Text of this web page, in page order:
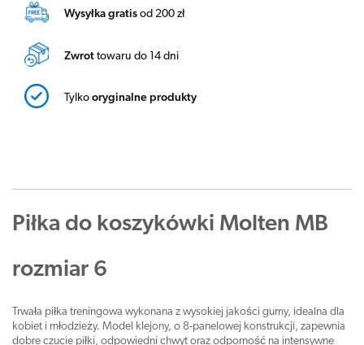
Wysyłka gratis od 200 zł
Zwrot towaru do 14 dni
Tylko oryginalne produkty
Piłka do koszykówki Molten MB
rozmiar 6
Trwała piłka treningowa wykonana z wysokiej jakości gumy, idealna dla
kobiet i młodzieży. Model klejony, o 8-panelowej konstrukcji, zapewnia
dobre czucie piłki, odpowiedni chwyt oraz odporność na intensywne